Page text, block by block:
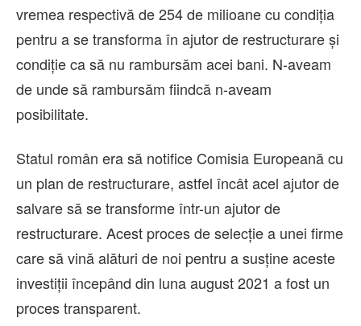
vremea respectivă de 254 de milioane cu condiția
pentru a se transforma în ajutor de restructurare și
condiție ca să nu rambursăm acei bani. N-aveam
de unde să rambursăm fiindcă n-aveam
posibilitate.
Statul român era să notifice Comisia Europeană cu
un plan de restructurare, astfel încât acel ajutor de
salvare să se transforme într-un ajutor de
restructurare. Acest proces de selecție a unei firme
care să vină alături de noi pentru a susține aceste
investiții începând din luna august 2021 a fost un
proces transparent.